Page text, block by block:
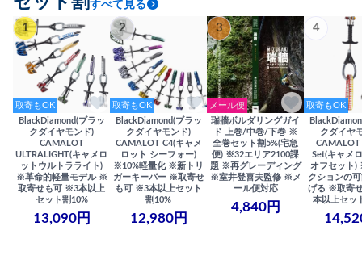
すべて見る
1
取寄もOK
BlackDiamond(ブラッ
クダイヤモンド)
CAMALOT
ULTRALIGHT(キャメロ
ットウルトラライト)
※革命的軽量モデル ※
取寄せも可 ※3本以上
セット割10%
13,090円
2
取寄もOK
BlackDiamond(ブラッ
クダイヤモンド)
CAMALOT C4(キャメ
ロット シーフォー)
※10%軽量化 ※新トリ
ガーキーパー ※取寄せ
も可 ※3本以上セット
割10%
12,980円
3
メール便
瑞牆ボルダリングガイ
ド 上巻/中巻/下巻 ※
全巻セット割5%(宅急
便) ※32エリア2100課
題 ※再グレーディング
※室井登喜夫監修 ※メ
ール便対応
4,840円
4
取寄もOK
クダイヤ
Set(キャメ
オフセット)
クションの
げる ※取寄
本以上セッ